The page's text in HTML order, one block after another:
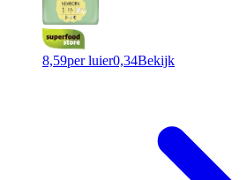
8,59per luier0,34Bekijk